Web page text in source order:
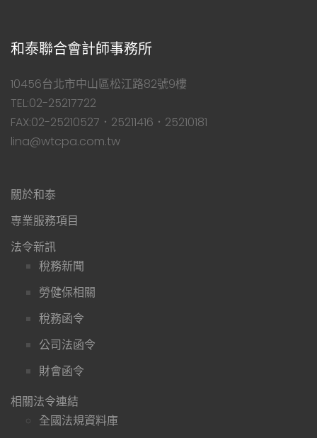
和泰聯合會計師事務所
10456台北市中山區松江路82號9樓
TEL:02-25217722
FAX:02-25210527．25211416．25210181
lina@wtcpa.com.tw
關於和泰
専業服務項目
法令新訊
稅務新聞
勞健保相關
稅務函令
公司法函令
財會函令
相關法令連結
全國法規資料庫